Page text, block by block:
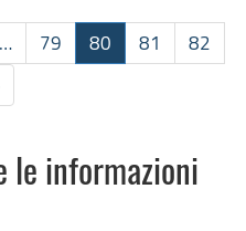
… 79 80 81
82
le informazioni